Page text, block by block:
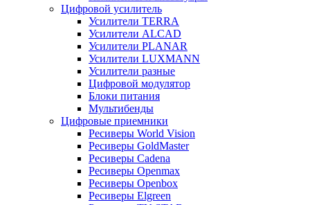
Цифровой усилитель
Усилители TERRA
Усилители ALCAD
Усилители PLANAR
Усилители LUXMANN
Усилители разные
Цифровой модулятор
Блоки питания
Мультибенды
Цифровые приемники
Ресиверы World Vision
Ресиверы GoldMaster
Ресиверы Cadena
Ресиверы Openmax
Ресиверы Openbox
Ресиверы Elgreen